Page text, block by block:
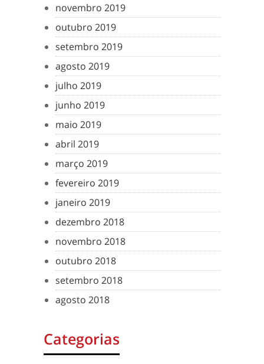
novembro 2019
outubro 2019
setembro 2019
agosto 2019
julho 2019
junho 2019
maio 2019
abril 2019
março 2019
fevereiro 2019
janeiro 2019
dezembro 2018
novembro 2018
outubro 2018
setembro 2018
agosto 2018
Categorias